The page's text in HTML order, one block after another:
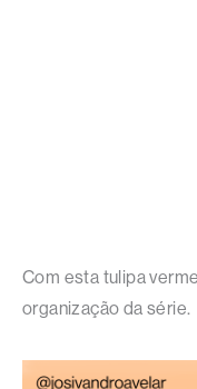
Com esta tulipa
organização da série.